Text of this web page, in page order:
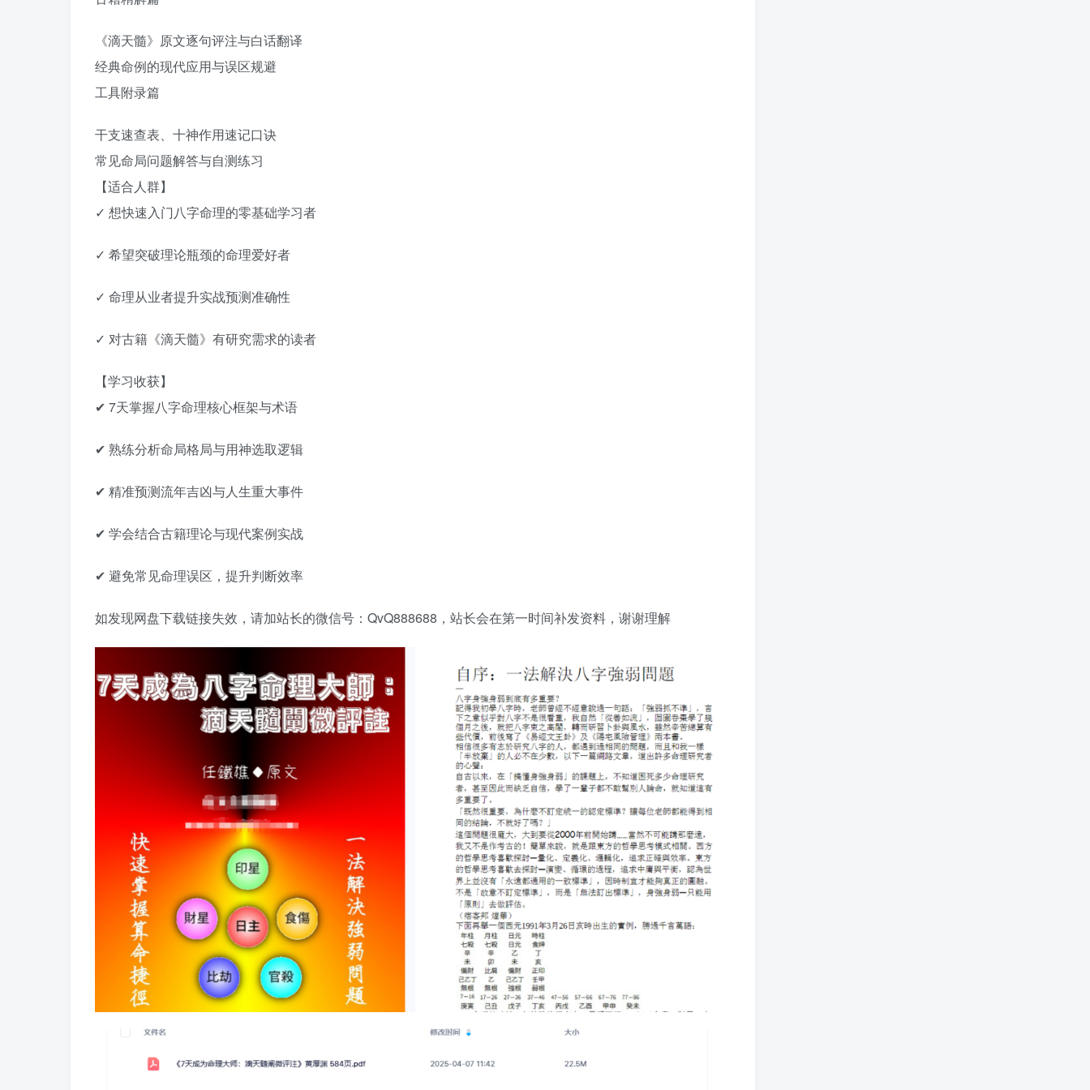
《滴天髓》原文逐句评注与白话翻译
经典命例的现代应用与误区规避
工具附录篇
干支速查表、十神作用速记口诀
常见命局问题解答与自测练习
【适合人群】
✓ 想快速入门八字命理的零基础学习者
✓ 希望突破理论瓶颈的命理爱好者
✓ 命理从业者提升实战预测准确性
✓ 对古籍《滴天髓》有研究需求的读者
【学习收获】
✔ 7天掌握八字命理核心框架与术语
✔ 熟练分析命局格局与用神选取逻辑
✔ 精准预测流年吉凶与人生重大事件
✔ 学会结合古籍理论与现代案例实战
✔ 避免常见命理误区，提升判断效率
如发现网盘下载链接失效，请加站长的微信号：QvQ888688，站长会在第一时间补发资料，谢谢理解